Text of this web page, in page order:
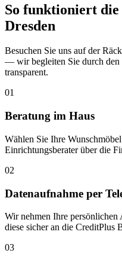
So funktioniert
Dresden
Besuchen Sie uns auf der
— wir begleiten Sie durch den
transparent.
01
Beratung im Haus
Wählen Sie Ihre
Einrichtungsberater über die
02
Datenaufnahme per
Wir nehmen Ihre persönlichen
diese sicher an die CreditPlus
03